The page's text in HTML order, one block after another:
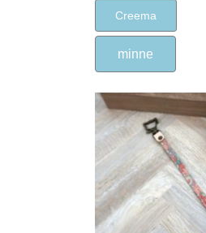
Creema
minne